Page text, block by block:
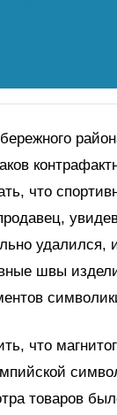
что
швы
что
товаров